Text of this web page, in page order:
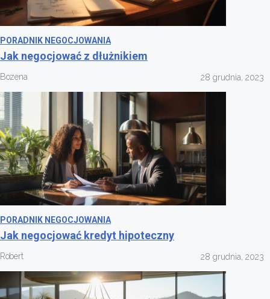
PORADNIK NEGOCJOWANIA
Jak negocjować z dłużnikiem
Bozena 28 grudnia, 2023
PORADNIK NEGOCJOWANIA
Jak negocjować kredyt hipoteczny
Robert 28 grudnia, 2023